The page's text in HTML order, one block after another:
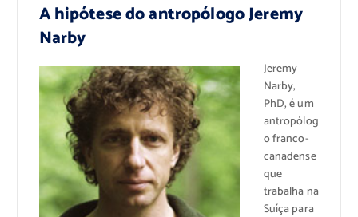
A hipótese do antropólogo Jeremy
Narby
Jeremy
Narby,
PhD, é um
antropólog
o franco-
canadense
que
trabalha na
Suíça para